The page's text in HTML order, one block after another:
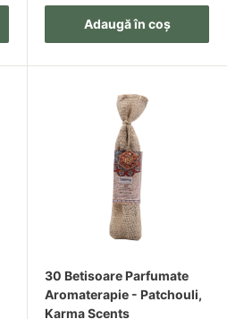
Adaugă în coș
30 Betisoare Parfumate
Aromaterapie - Patchouli,
Karma Scents